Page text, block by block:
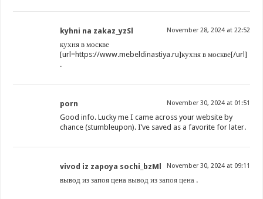
kyhni na zakaz_yzSl November 28, 2024 at 22:52
кухня в москве
[url=https://www.mebeldinastiya.ru]кухня в москве[/url]
.
porn November 30, 2024 at 01:51
Good info. Lucky me I came across your website by
chance (stumbleupon). I’ve saved as a favorite for later.
vivod iz zapoya sochi_bzMl November 30, 2024 at 09:11
вывод из запоя ценавывод из запоя цена .